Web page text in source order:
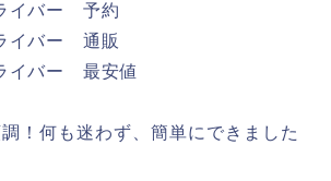
イバー 予約
イバー 通販
イバー 最安値
！何も迷わず、簡単にできました